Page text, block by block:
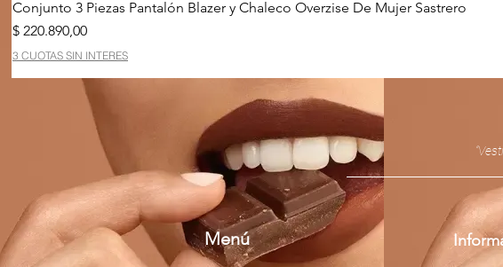
Conjunto 3 Piezas Pantalón Blazer y Chaleco Overzise De Mujer Sastrero
Precio
$ 220.890,00
3 CUOTAS SIN INTERES
Menú